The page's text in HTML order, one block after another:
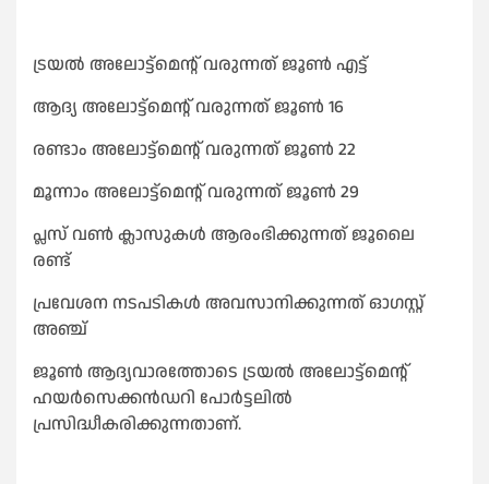
ട്രയല്‍ അലോട്ട്മെൻ്റ് വരുന്നത് ജൂണ്‍ എട്ട്
ആദ്യ അലോട്ട്മെൻ്റ് വരുന്നത് ജൂണ്‍ 16
രണ്ടാം അലോട്ട്മെൻ്റ് വരുന്നത് ജൂണ്‍ 22
മൂന്നാം അലോട്ട്മെൻ്റ് വരുന്നത് ജൂണ്‍ 29
പ്ലസ് വണ്‍ ക്ലാസുകള്‍ ആരംഭിക്കുന്നത് ജൂലൈ
രണ്ട്
പ്രവേശന നടപടികള്‍ അവസാനിക്കുന്നത് ഓഗസ്റ്റ്
അഞ്ച്
ജൂണ്‍ ആദ്യവാരത്തോടെ ട്രയല്‍ അലോട്ട്മെൻ്റ്
ഹയർസെക്കൻഡറി പോർട്ടലില്‍
പ്രസിദ്ധീകരിക്കുന്നതാണ്.